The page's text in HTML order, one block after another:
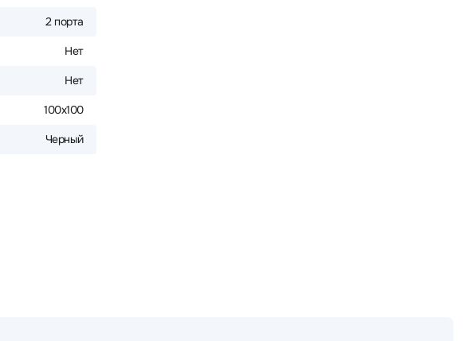
2 порта
Нет
Нет
100x100
Черный